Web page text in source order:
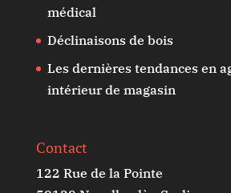
médical
Déclinaisons de bois
Les dernières tendances en
intérieur de magasin
Contact
122 Rue de la Pointe